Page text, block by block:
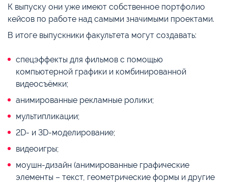
К выпуску они уже имеют собственное портфолио
кейсов по работе над самыми значимыми проектами.
В итоге выпускники факультета могут создавать:
спецэффекты для фильмов с помощью
компьютерной графики и комбинированной
видеосъёмки;
анимированные рекламные ролики;
мультипликации;
2D- и 3D-моделирование;
видеоигры;
моушн-дизайн (анимированные графические
элементы – текст, геометрические формы и другие